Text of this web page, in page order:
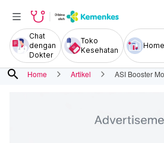
Chat
dengan
Dokter
Toko
Kesehatan
search Home Artikel ASI Booster